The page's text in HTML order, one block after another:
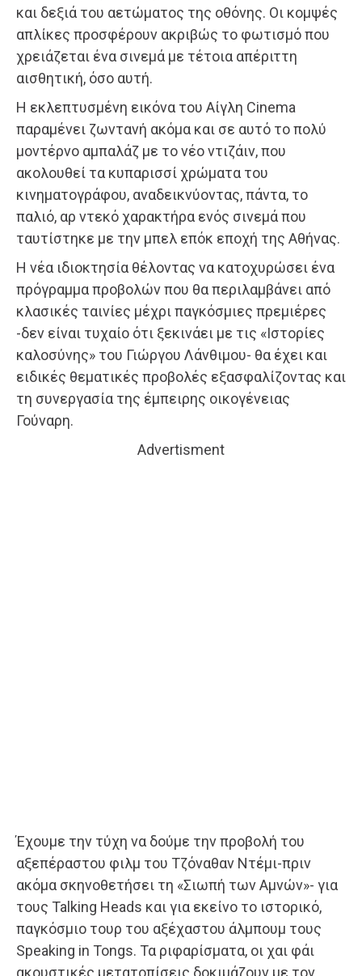
και δεξιά του αετώματος της οθόνης. Οι κομψές
απλίκες προσφέρουν ακριβώς το φωτισμό που
χρειάζεται ένα σινεμά με τέτοια απέριττη
αισθητική, όσο αυτή.
Η εκλεπτυσμένη εικόνα του Αίγλη Cinema
παραμένει ζωντανή ακόμα και σε αυτό το πολύ
μοντέρνο αμπαλάζ με το νέο ντιζάιν, που
ακολουθεί τα κυπαρισσί χρώματα του
κινηματογράφου, αναδεικνύοντας, πάντα, το
παλιό, αρ ντεκό χαρακτήρα ενός σινεμά που
ταυτίστηκε με την μπελ επόκ εποχή της Αθήνας.
Η νέα ιδιοκτησία θέλοντας να κατοχυρώσει ένα
πρόγραμμα προβολών που θα περιλαμβάνει από
κλασικές ταινίες μέχρι παγκόσμιες πρεμιέρες
-δεν είναι τυχαίο ότι ξεκινάει με τις «Ιστορίες
καλοσύνης» του Γιώργου Λάνθιμου- θα έχει και
ειδικές θεματικές προβολές εξασφαλίζοντας και
τη συνεργασία της έμπειρης οικογένειας
Γούναρη.
Advertisment
Έχουμε την τύχη να δούμε την προβολή του
αξεπέραστου φιλμ του Τζόναθαν Ντέμι-πριν
ακόμα σκηνοθετήσει τη «Σιωπή των Αμνών»- για
τους Talking Heads και για εκείνο το ιστορικό,
παγκόσμιο τουρ του αξέχαστου άλμπουμ τους
Speaking in Tongs. Τα ριφαρίσματα, οι χαι φάι
ακουστικές μετατοπίσεις δοκιμάζουν με τον